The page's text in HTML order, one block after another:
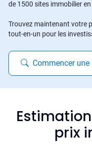
de 1500 sites immobilier
Trouvez maintenant votre
tout-en-un pour les
Commencer une
prix